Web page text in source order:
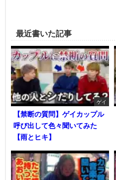
最近書いた記事
ゲイ
【禁断の質問】ゲイカップル
呼び出して色々聞いてみた
【雨とヒキ】